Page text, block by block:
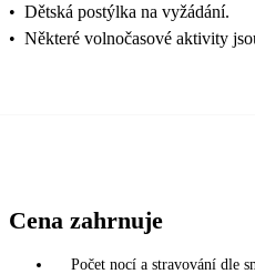
• Dětská postýlka na vyžádání.
• Některé volnočasové aktivity
Cena zahrnuje
Počet nocí a stravování dle